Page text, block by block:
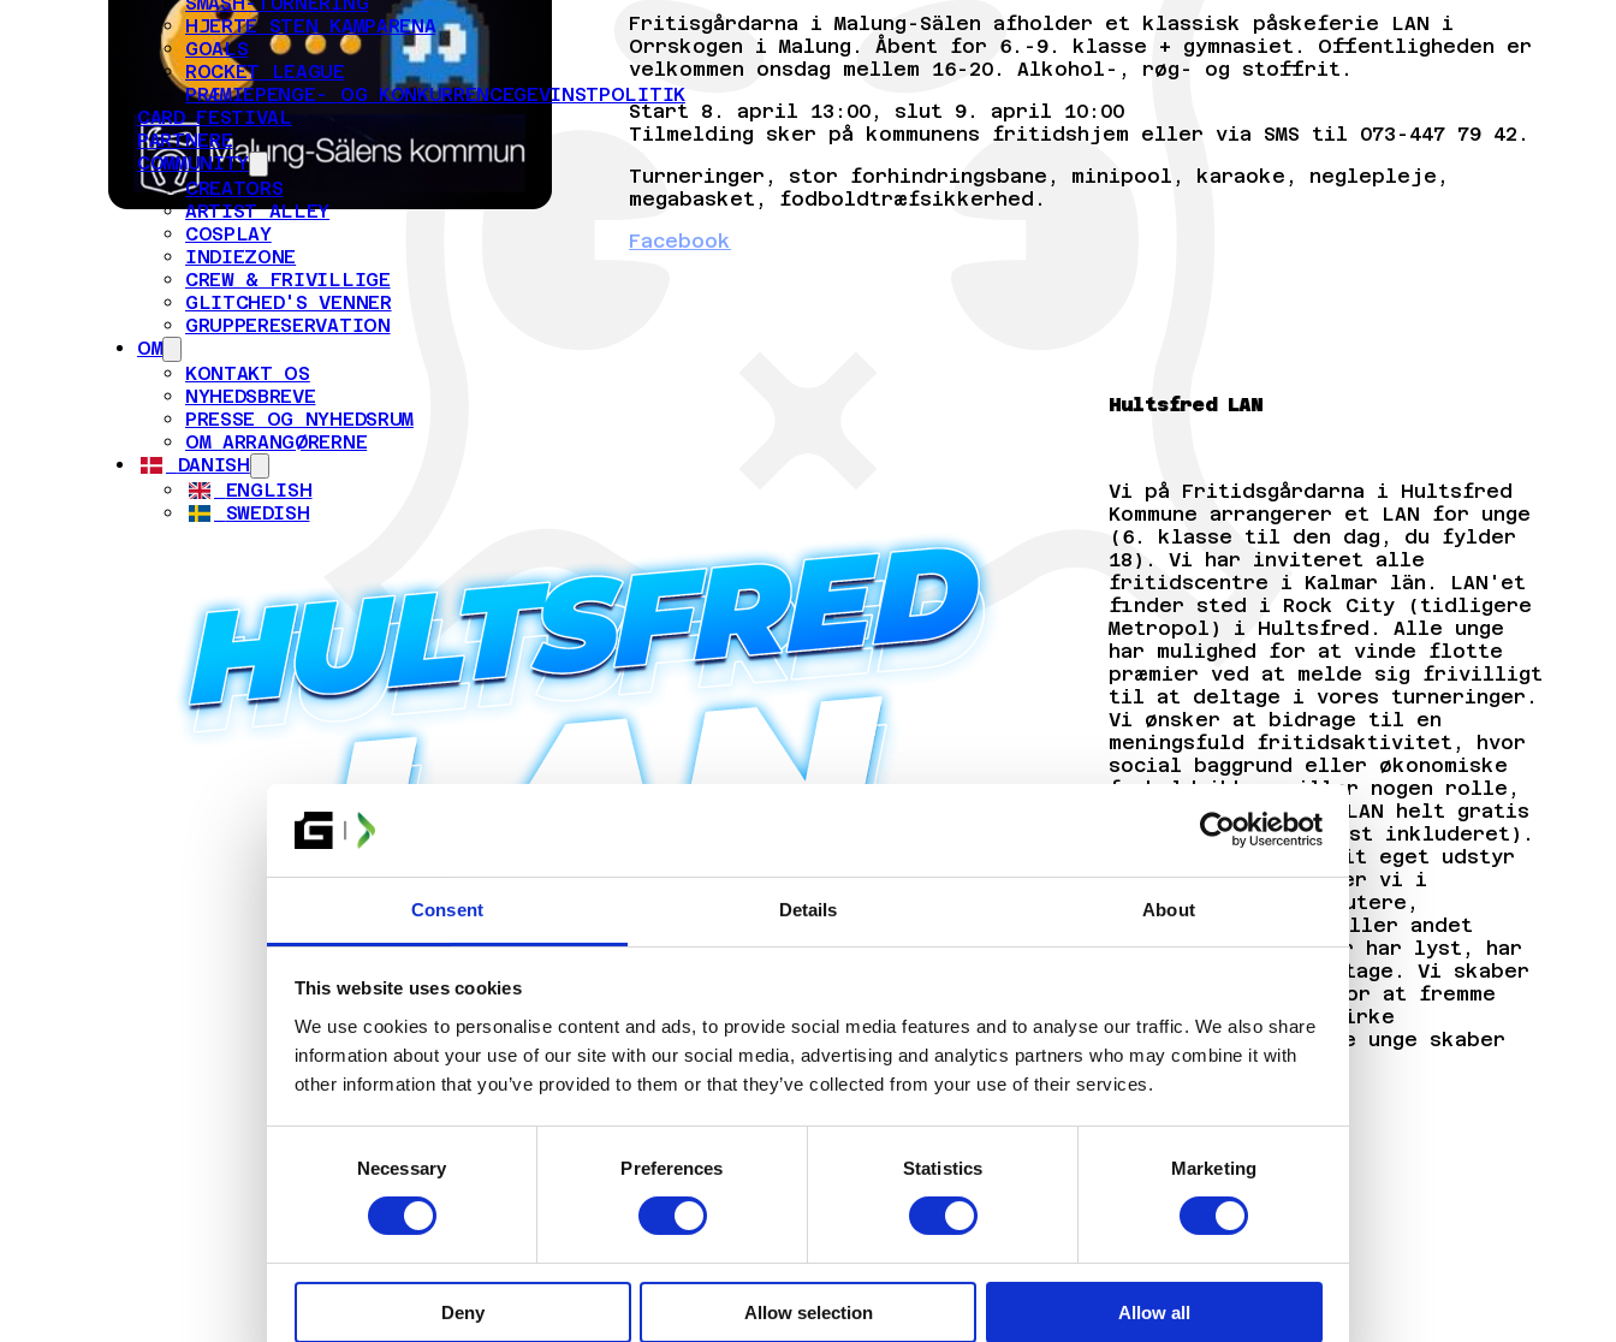
Consent Details About
This website uses cookies
We use cookies to personalise content and ads, to provide social media features and to analyse our traffic. We also share
information about your use of our site with our social media, advertising and analytics partners who may combine it with
other information that you’ve provided to them or that they’ve collected from your use of their services.
Necessary Preferences Statistics Marketing
Deny Allow selection Allow all
HJERTE STEN KAMPARENA
GOALS
ROCKET LEAGUE
PRÆMIEPENGE- OG KONKURRENCEGEVINSTPOLITIK
CARD FESTIVAL
PARTNERE
COMMUNITY
CREATORS
ARTIST ALLEY
COSPLAY
INDIEZONE
CREW & FRIVILLIGE
GLITCHED'S VENNER
GRUPPERESERVATION
OM
KONTAKT OS
NYHEDSBREVE
PRESSE OG NYHEDSRUM
OM ARRANGØRERNE
DANISH
ENGLISH
SWEDISH
Fritisgårdarna i Malung-Sälen afholder et klassisk påskeferie LAN i
Orrskogen i Malung. Åbent for 6.-9. klasse + gymnasiet. Offentligheden er
velkommen onsdag mellem 16-20. Alkohol-, røg- og stoffrit.
Start 8. april 13:00, slut 9. april 10:00
Tilmelding sker på kommunens fritidshjem eller via SMS til 073-447 79 42.
Turneringer, stor forhindringsbane, minipool, karaoke, neglepleje,
megabasket, fodboldtræfsikkerhed.
Facebook
Hultsfred LAN
Vi på Fritidsgårdarna i Hultsfred
Kommune arrangerer et LAN for unge
(6. klasse til den dag, du fylder
18). Vi har inviteret alle
fritidscentre i Kalmar län. LAN'et
finder sted i Rock City (tidligere
Metropol) i Hultsfred. Alle unge
har mulighed for at vinde flotte
præmier ved at melde sig frivilligt
til at deltage i vores turneringer.
Vi ønsker at bidrage til en
meningsfuld fritidsaktivitet, hvor
social baggrund eller økonomiske
forhold ikke spiller nogen rolle,
og derfor er vores LAN helt gratis
(morgenmad og frokost inkluderet).
Hvis man ikke har sit eget udstyr
at spille på, udlåner vi i
fritidscentret computere,
konsoller, skærme eller andet
udstyr, så alle, der har lyst, har
mulighed for at deltage. Vi skaber
et trygt mødested for at fremme
integration og modvirke
segregation, hvor de unge skaber
nye kontakter.
Osby Gaming LAN